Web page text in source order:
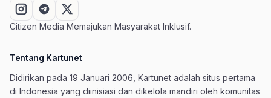
Citizen Media Memajukan Masyarakat Inklusif.
Tentang Kartunet
Didirikan pada 19 Januari 2006, Kartunet adalah situs pertama
di Indonesia yang diinisiasi dan dikelola mandiri oleh komunitas